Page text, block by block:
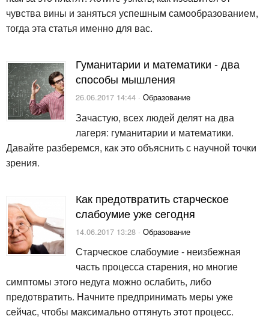
чувства вины и заняться успешным самообразованием,
тогда эта статья именно для вас.
Гуманитарии и математики - два
способы мышления
26.06.2017 14:44 · Образование
Зачастую, всех людей делят на два
лагеря: гуманитарии и математики.
Давайте разберемся, как это объяснить с научной точки
зрения.
Как предотвратить старческое
слабоумие уже сегодня
14.06.2017 13:28 · Образование
Старческое слабоумие - неизбежная
часть процесса старения, но многие
симптомы этого недуга можно ослабить, либо
предотвратить. Начните предпринимать меры уже
сейчас, чтобы максимально оттянуть этот процесс.